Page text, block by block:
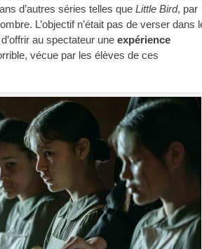
d’autres séries telles que Little Bird, par
L’objectif n’était pas de verser dans
au spectateur une expérience
vécue par les élèves de ces